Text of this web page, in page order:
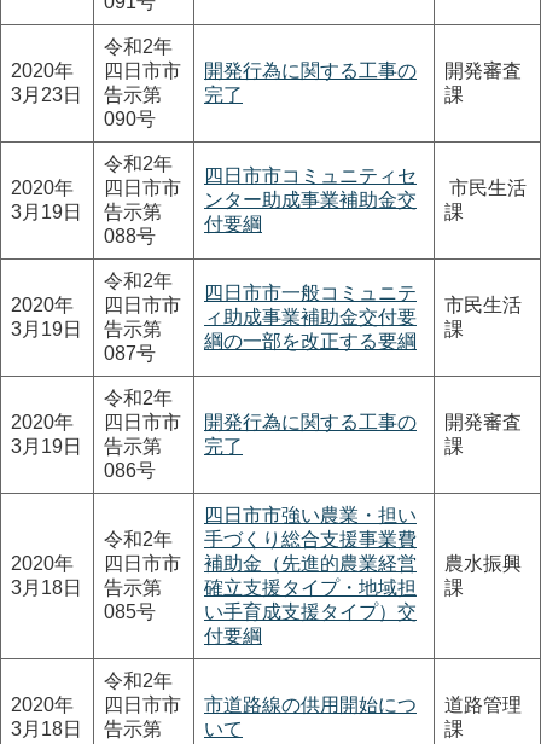
2020年
3月23日
令和2年
四日市市
告示第
090号
開発行為に関する工事の
完了
開発審査
課
2020年
3月19日
令和2年
四日市市
告示第
088号
四日市市コミュニティセ
ンター助成事業補助金交
付要綱
市民生活
課
2020年
3月19日
令和2年
四日市市
告示第
087号
四日市市一般コミュニテ
ィ助成事業補助金交付要
綱の一部を改正する要綱
市民生活
課
2020年
3月19日
令和2年
四日市市
告示第
086号
開発行為に関する工事の
完了
開発審査
課
2020年
3月18日
令和2年
四日市市
告示第
085号
四日市市強い農業・担い
手づくり総合支援事業費
補助金（先進的農業経営
確立支援タイプ・地域担
い手育成支援タイプ）交
付要綱
農水振興
課
2020年
3月18日
令和2年
四日市市
告示第
市道路線の供用開始につ
いて
道路管理
課